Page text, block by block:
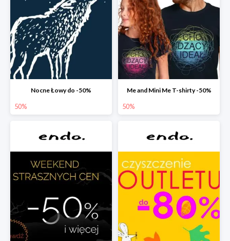
Nocne Łowy do -50%
50%
Me and Mini Me T-shirty -50%
50%